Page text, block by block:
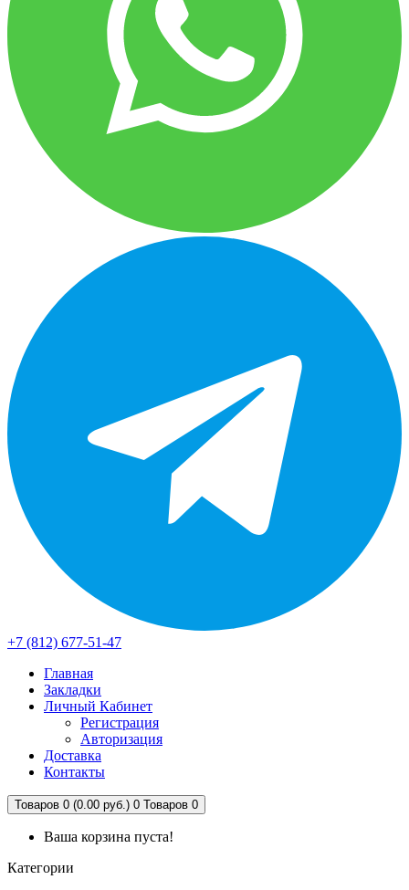
+7 (812) 677-51-47
Главная
Закладки
Личный Кабинет
Регистрация
Авторизация
Доставка
Контакты
Товаров 0 (0.00 руб.) 0 Товаров 0
Ваша корзина пуста!
Категории